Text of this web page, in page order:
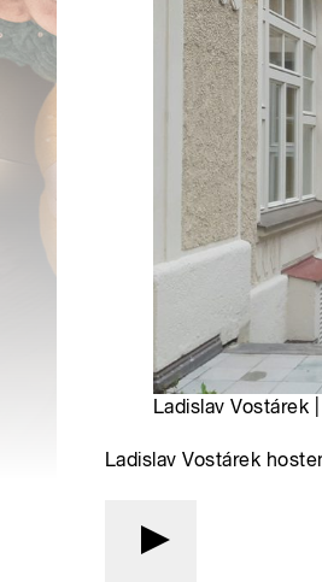
Ladislav Vostárek
Ladislav Vostárek